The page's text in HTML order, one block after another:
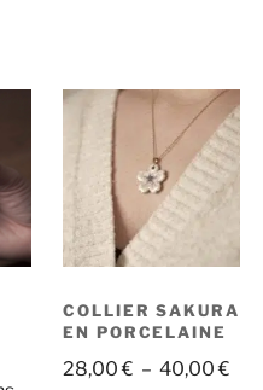
COLLIER SAKURA
EN PORCELAINE
28,00€ – 40,00€